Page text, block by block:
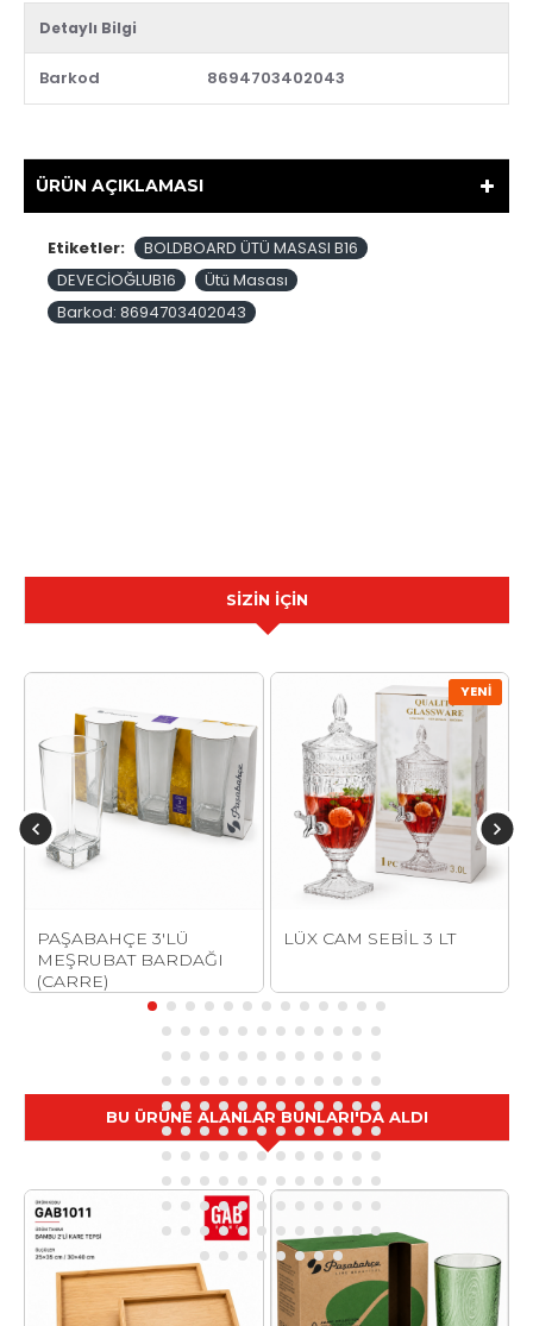
Detaylı Bilgi
Barkod 8694703402043
ÜRÜN AÇIKLAMASI
Etiketler:
BOLDBOARD ÜTÜ MASASI B16
DEVECİOĞLUB16
Ütü Masası
Barkod: 8694703402043
SİZİN İÇİN
PAŞABAHÇE 3'LÜ
MEŞRUBAT BARDAĞI
(CARRE)
YENI
LÜX CAM SEBİL 3 LT
BU ÜRÜNE ALANLAR BUNLARI'DA ALDI